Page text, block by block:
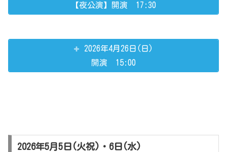
【夜公演】開演 17:30
2026年4月26日(日)
開演 15:00
2026年5月5日(火祝)・6日(水)